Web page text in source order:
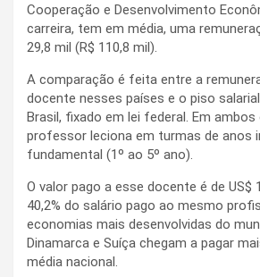
Cooperação e Desenvolvimento
carreira, tem em média, uma
29,8 mil (R$ 110,8 mil).
A comparação é feita entre a
docente nesses países e o piso
Brasil, fixado em lei federal. Em
professor leciona em turmas de anos
fundamental (1º ao 5º ano).
O valor pago a esse docente é de US$
40,2% do salário pago ao mesmo
economias mais desenvolvidas do
Dinamarca e Suíça chegam a pagar
média nacional.